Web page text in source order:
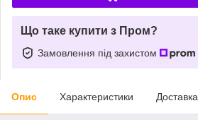
Що таке купити з Пром?
Замовлення під захистом
Опис Характеристики Доставка